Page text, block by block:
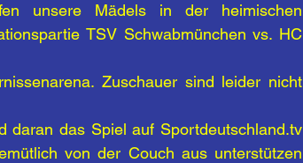
unsere Mädels in der heimischen
TSV Schwabmünchen vs. HC
Zuschauer sind leider nicht
daran das Spiel auf Sportdeutschland.tv
von der Couch aus unterstützen